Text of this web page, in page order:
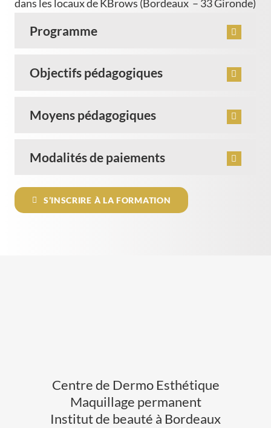
dans les locaux de KBrows (Bordeaux – 33 Gironde)
Programme
Objectifs pédagogiques
Moyens pédagogiques
Modalités de paiements
S’INSCRIRE À LA FORMATION
Centre de Dermo Esthétique
Maquillage permanent
Institut de beauté à Bordeaux